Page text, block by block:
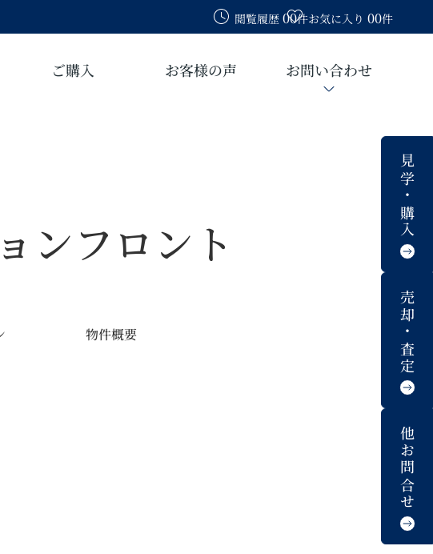
閲覧履歴 00件お気に入り 00件
ご購入 お客様の声 お問い合わせ
ンフロント
物件概要
見学・購入
売却・査定
他お問合せ